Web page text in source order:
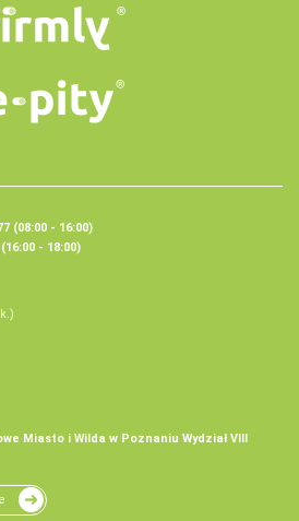
(08:00 - 16:00)
- 18:00)
Miasto i Wilda w Poznaniu Wydział VIII